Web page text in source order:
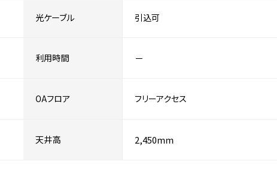
光ケーブル 引込可
利用時間 －
OAフロア フリーアクセス
天井高 2,450mm